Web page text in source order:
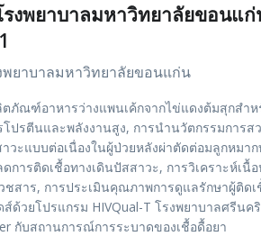
รงพยาบาลมหาวิทยาลัยขอนแ
พยาบาลมหาวิทยาลัยขอนแก่น
ภัณฑ์อาหารว่างแพนเค้กจากไข่แดงต้มสุกสำห
โปรตีนและพลังงานสูง, การนำนวัตกรรมการส
าวะแบบต่อเนื่องในผู้ป่วยหลังผ่าตัดต่อมลูกหมา
การติดเชื้อทางเดินปัสสาวะ, การวิเคราะห์เนื้อ
ชสาร, การประเมินคุณภาพการดูแลรักษาผู้ติดเ
ส์ด้วยโปรแกรม HIVQual-T โรงพยาบาลศรีนค
กับสถานการณ์การระบาดของเชื้อดื้อยา